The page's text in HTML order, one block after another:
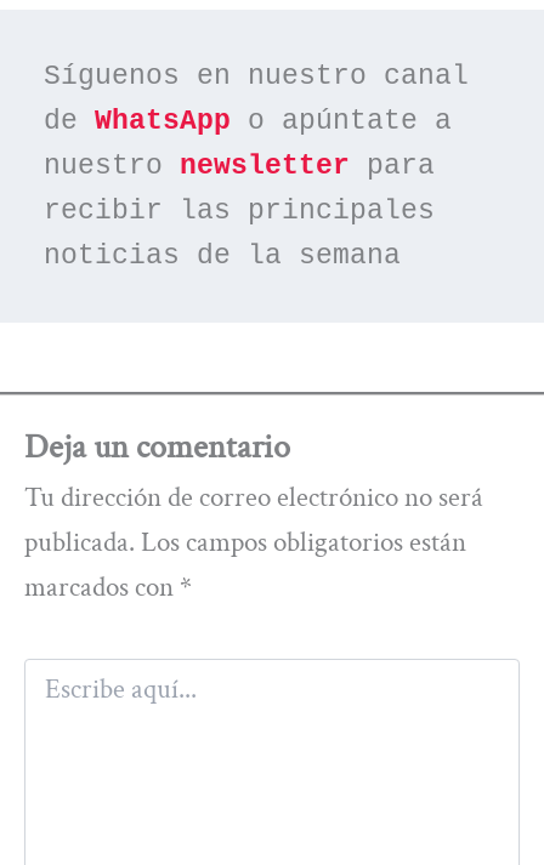
Síguenos en nuestro canal
de WhatsApp o apúntate a
nuestro newsletter para
recibir las principales
noticias de la semana
Deja un comentario
Tu dirección de correo electrónico no será
publicada. Los campos obligatorios están
marcados con *
Escribe
aquí...